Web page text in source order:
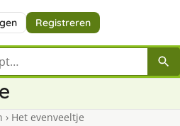
Registreren
› Het evenveeltje